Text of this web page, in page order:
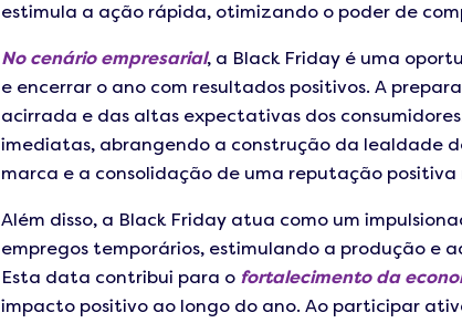
estimula a ação rápida, otimizando o poder de
No cenário empresarial, a Black Friday é uma
e encerrar o ano com resultados positivos. A
acirrada e das altas expectativas dos
imediatas, abrangendo a construção da lealdade
marca e a consolidação de uma reputação positiva
Além disso, a Black Friday atua como um
empregos temporários, estimulando a produção e
Esta data contribui para o fortalecimento da
impacto positivo ao longo do ano. Ao participar